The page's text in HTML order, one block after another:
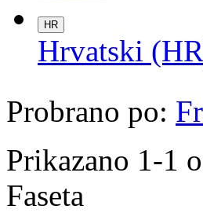
HR
Hrvatski
Probrano po:
Prikazano 1-1
Faseta